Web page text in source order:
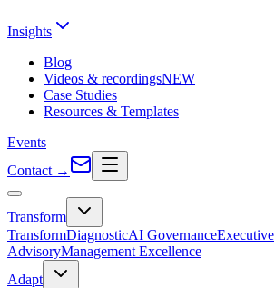
Insights
Blog
Videos & recordingsNEW
Case Studies
Resources & Templates
Events
Contact →
Transform
TransformDiagnosticAI GovernanceExecutive
AdvisoryManagement Excellence
Adapt